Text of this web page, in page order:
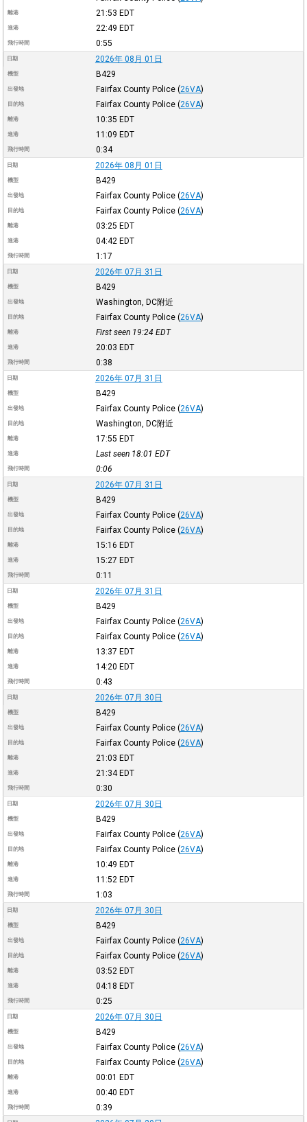
離港 21:53 EDT
進港 22:49 EDT
飛行時間 0:55
日期 2026年 08月 01日
機型 B429
出發地 Fairfax County Police (26VA)
目的地 Fairfax County Police (26VA)
離港 10:35 EDT
進港 11:09 EDT
飛行時間 0:34
日期 2026年 08月 01日
機型 B429
出發地 Fairfax County Police (26VA)
目的地 Fairfax County Police (26VA)
離港 03:25 EDT
進港 04:42 EDT
飛行時間 1:17
日期 2026年 07月 31日
機型 B429
出發地 Washington, DC附近
目的地 Fairfax County Police (26VA)
離港 First seen 19:24 EDT
進港 20:03 EDT
飛行時間 0:38
日期 2026年 07月 31日
機型 B429
出發地 Fairfax County Police (26VA)
目的地 Washington, DC附近
離港 17:55 EDT
進港 Last seen 18:01 EDT
飛行時間 0:06
日期 2026年 07月 31日
機型 B429
出發地 Fairfax County Police (26VA)
目的地 Fairfax County Police (26VA)
離港 15:16 EDT
進港 15:27 EDT
飛行時間 0:11
日期 2026年 07月 31日
機型 B429
出發地 Fairfax County Police (26VA)
目的地 Fairfax County Police (26VA)
離港 13:37 EDT
進港 14:20 EDT
飛行時間 0:43
日期 2026年 07月 30日
機型 B429
出發地 Fairfax County Police (26VA)
目的地 Fairfax County Police (26VA)
離港 21:03 EDT
進港 21:34 EDT
飛行時間 0:30
日期 2026年 07月 30日
機型 B429
出發地 Fairfax County Police (26VA)
目的地 Fairfax County Police (26VA)
離港 10:49 EDT
進港 11:52 EDT
飛行時間 1:03
日期 2026年 07月 30日
機型 B429
出發地 Fairfax County Police (26VA)
目的地 Fairfax County Police (26VA)
離港 03:52 EDT
進港 04:18 EDT
飛行時間 0:25
日期 2026年 07月 30日
機型 B429
出發地 Fairfax County Police (26VA)
目的地 Fairfax County Police (26VA)
離港 00:01 EDT
進港 00:40 EDT
飛行時間 0:39